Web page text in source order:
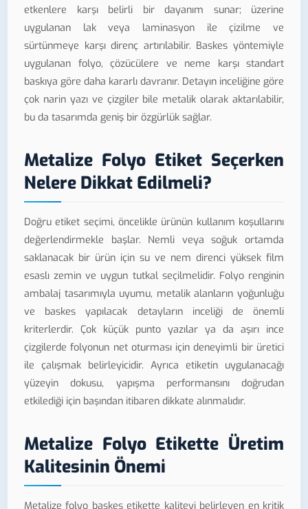
etkenlere karşı belirli bir dayanım sunar; üzerine
uygulanan lak veya laminasyon ile çizilme ve
sürtünmeye karşı direnç artırılabilir. Baskes yöntemiyle
uygulanan folyo, çözücülere ve neme karşı standart
baskıya göre daha kararlı davranır. Detayın inceliğine göre
çok narin yazı ve çizgiler bile metalik olarak aktarılabilir,
bu da tasarımda geniş bir özgürlük sağlar.
Metalize Folyo Etiket Seçerken
Nelere Dikkat Edilmeli?
Doğru etiket seçimi, öncelikle ürünün kullanım koşullarını
değerlendirmekle başlar. Nemli veya soğuk ortamda
saklanacak bir ürün için su ve nem direnci yüksek film
esaslı zemin ve uygun tutkal seçilmelidir. Folyo renginin
ambalaj tasarımıyla uyumu, metalik alanların yoğunluğu
ve baskes yapılacak detayların inceliği de önemli
kriterlerdir. Çok küçük punto yazılar ya da aşırı ince
çizgilerde folyonun net oturması için deneyimli bir üretici
ile çalışmak belirleyicidir. Ayrıca etiketin uygulanacağı
yüzeyin dokusu, yapışma performansını doğrudan
etkilediği için başından itibaren dikkate alınmalıdır.
Metalize Folyo Etikette Üretim
Kalitesinin Önemi
Metalize folyo baskes etikette kaliteyi belirleyen en kritik